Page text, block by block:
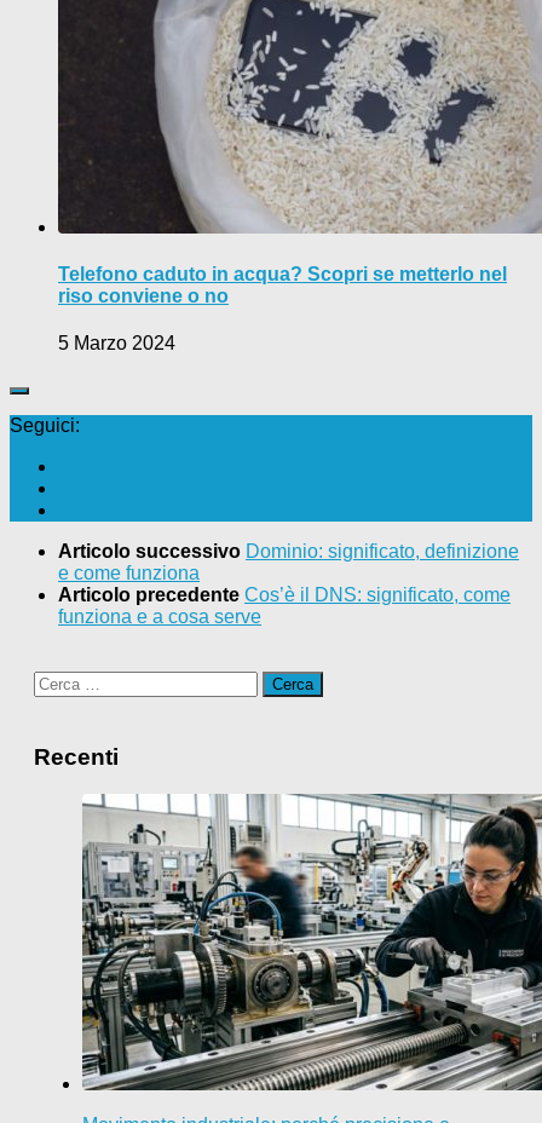
Telefono caduto in acqua? Scopri se metterlo nel
riso conviene o no
5 Marzo 2024
Seguici:
Articolo successivo Dominio: significato, definizione
e come funziona
Articolo precedente Cos’è il DNS: significato, come
funziona e a cosa serve
Ricerca
per:
Recenti